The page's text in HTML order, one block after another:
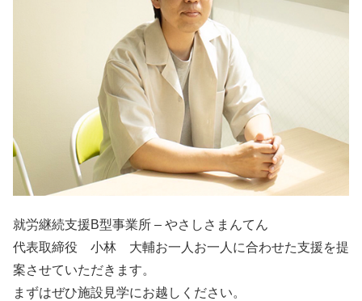
就労継続支援B型事業所 – やさしさまんてん
代表取締役 小林 大輔お一人お一人に合わせた支援を提
案させていただきます。
まずはぜひ施設見学にお越しください。